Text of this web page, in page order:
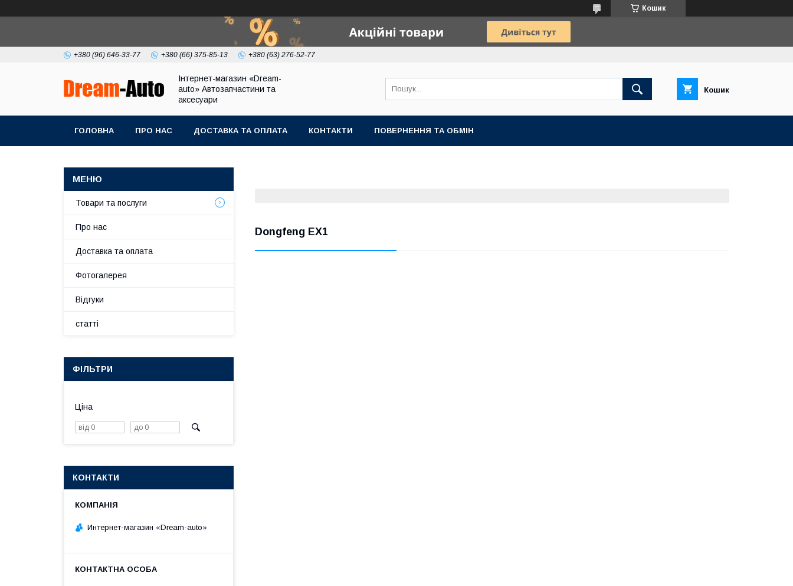
Кошик
+380 (96) 646-33-77 +380 (66) 375-85-13 +380 (63) 276-52-77
Інтернет-магазин «Dream-
auto» Автозапчастини та
аксесуари
Кошик
ГОЛОВНА ПРО НАС ДОСТАВКА ТА ОПЛАТА КОНТАКТИ ПОВЕРНЕННЯ ТА ОБМІН
Dongfeng EX1
Товари та послуги
Про нас
Доставка та оплата
Фотогалерея
Відгуки
статті
ФІЛЬТРИ
Ціна
КОНТАКТИ
Интернет-магазин «Dream-auto»